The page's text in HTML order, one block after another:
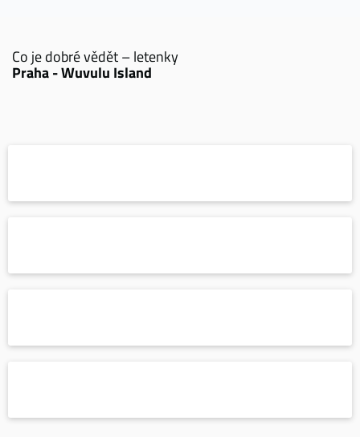
Co je dobré vědět – letenky
Praha - Wuvulu Island